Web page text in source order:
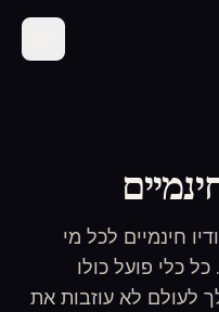
חינמיים לכל מי
שיוצר מוזיקה — במיוחד עם AI. כל כלי פועל כולו
לעולם לא עוזבות את